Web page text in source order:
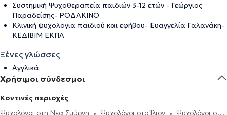
Συστημική Ψυχοθεραπεία παιδιών 3-12 ετών - Γεώργιος
Παραδείσης- ΡΟΔΑΚΙΝΟ
Κλινική ψυχολογια παιδιού και εφήβου- Ευαγγελία Γαλανάκη-
ΚΕΔΙΒΙΜ ΕΚΠΑ
Ξένες γλώσσες
Αγγλικά
Χρήσιμοι σύνδεσμοι
Κοντινές περιοχές
Ψυχολόγοι στη Νέα Σμύρνη
Ψυχολόγοι στο Ίλιον
Ψυχολόγοι στο